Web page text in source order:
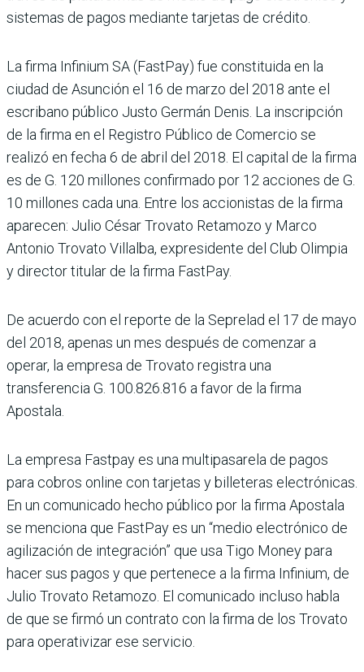
sistemas de pagos mediante tarjetas de crédito.
La firma Infinium SA (FastPay) fue constituida en la
ciudad de Asunción el 16 de marzo del 2018 ante el
escribano público Justo Germán Denis. La inscripción
de la firma en el Registro Público de Comercio se
realizó en fecha 6 de abril del 2018. El capital de la firma
es de G. 120 millones confirmado por 12 acciones de G.
10 millones cada una. Entre los accionistas de la firma
aparecen: Julio César Trovato Retamozo y Marco
Antonio Trovato Villalba, expresidente del Club Olimpia
y director titular de la firma FastPay.
De acuerdo con el reporte de la Seprelad el 17 de mayo
del 2018, apenas un mes después de comenzar a
operar, la empresa de Trovato registra una
transferencia G. 100.826.816 a favor de la firma
Apostala.
La empresa Fastpay es una multipasarela de pagos
para cobros online con tarjetas y billeteras electrónicas.
En un comunicado hecho público por la firma Apostala
se menciona que FastPay es un “medio electrónico de
agilización de integración” que usa Tigo Money para
hacer sus pagos y que pertenece a la firma Infinium, de
Julio Trovato Retamozo. El comunicado incluso habla
de que se firmó un contrato con la firma de los Trovato
para operativizar ese servicio.